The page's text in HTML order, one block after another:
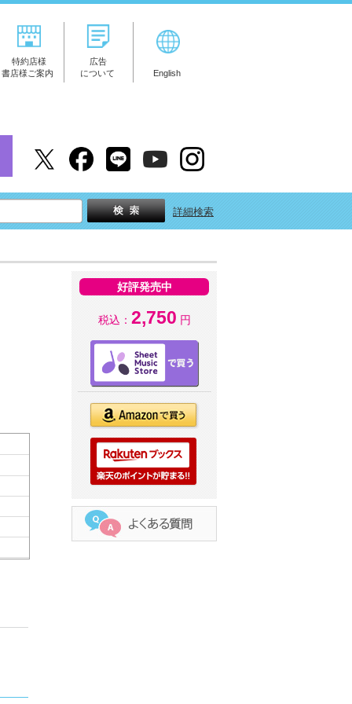
特約店様
書店様ご案内
広告
について
English
詳細検索
好評発売中
税込： 2,750 円